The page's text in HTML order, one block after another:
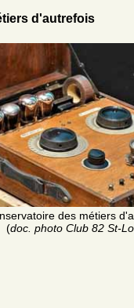
d'autrefois
des métiers
(doc. photo Club 82 St-